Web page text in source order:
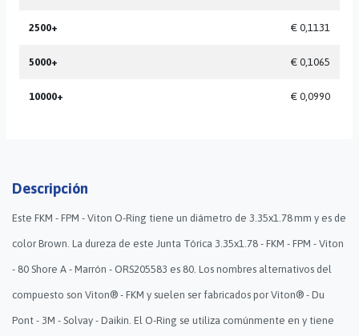
2500+ € 0,1131
5000+ € 0,1065
10000+ € 0,0990
Descripción
Este FKM - FPM - Viton O-Ring tiene un diámetro de 3.35x1.78 mm y es de
color Brown. La dureza de este Junta Tórica 3.35x1.78 - FKM - FPM - Viton
- 80 Shore A - Marrón - ORS205583 es 80. Los nombres alternativos del
compuesto son Viton® - FKM y suelen ser fabricados por Viton® - Du
Pont - 3M - Solvay - Daikin. El O-Ring se utiliza comúnmente en y tiene